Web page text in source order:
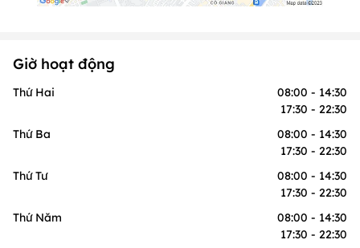
Giờ hoạt động
Thứ Hai
08:00 - 14:30
17:30 - 22:30
Thứ Ba
08:00 - 14:30
17:30 - 22:30
Thứ Tư
08:00 - 14:30
17:30 - 22:30
Thứ Năm
08:00 - 14:30
17:30 - 22:30